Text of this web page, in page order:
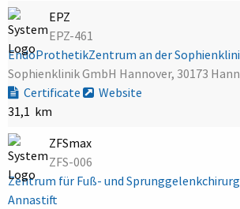
EPZ
EPZ-461
EndoProthetikZentrum an der
Sophienklinik GmbH Hannover, 30173
Certificate
Website
31,1 km
ZFSmax
ZFS-006
Zentrum für Fuß- und
Annastift